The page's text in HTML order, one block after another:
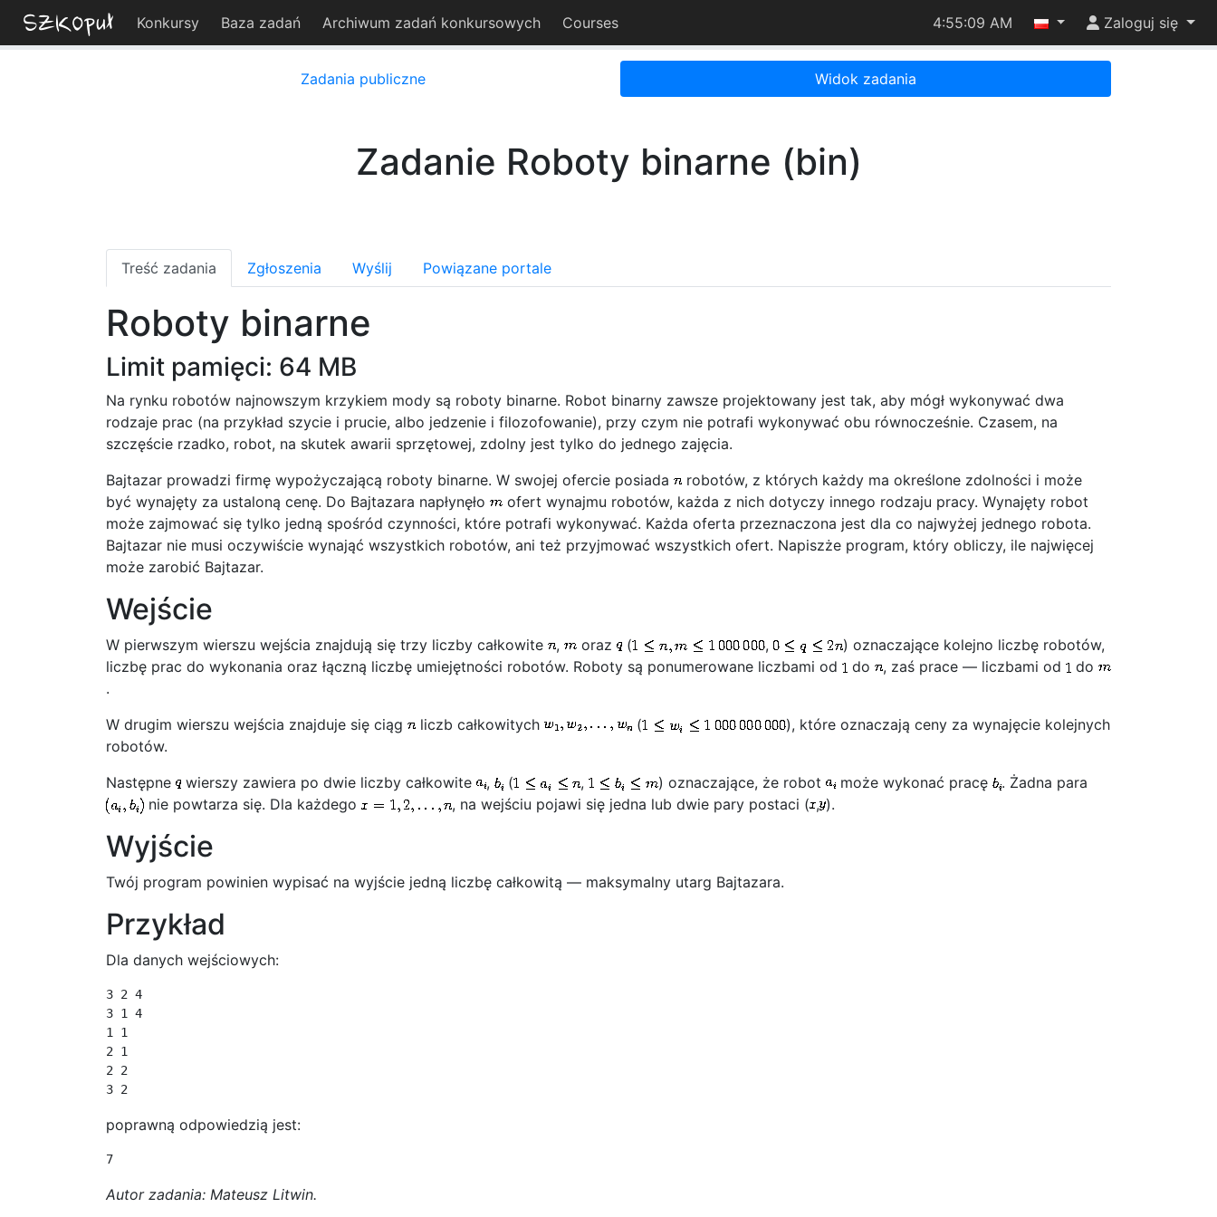
Konkursy Baza zadań Archiwum zadań konkursowych Courses 4:55:09 AM Zaloguj się
Zadania publiczne Widok zadania
Zadanie Roboty binarne (bin)
Treść zadania Zgłoszenia Wyślij Powiązane portale
Roboty binarne
Limit pamięci: 64 MB
Na rynku robotów najnowszym krzykiem mody są roboty binarne. Robot binarny zawsze projektowany jest tak, aby mógł wykonywać dwa
rodzaje prac (na przykład szycie i prucie, albo jedzenie i filozofowanie), przy czym nie potrafi wykonywać obu równocześnie. Czasem, na
szczęście rzadko, robot, na skutek awarii sprzętowej, zdolny jest tylko do jednego zajęcia.
Bajtazar prowadzi firmę wypożyczającą roboty binarne. W swojej ofercie posiada
robotów, z których każdy ma określone zdolności i może
być wynajęty za ustaloną cenę. Do Bajtazara napłynęło
ofert wynajmu robotów, każda z nich dotyczy innego rodzaju pracy. Wynajęty robot
może zajmować się tylko jedną spośród czynności, które potrafi wykonywać. Każda oferta przeznaczona jest dla co najwyżej jednego robota.
Bajtazar nie musi oczywiście wynająć wszystkich robotów, ani też przyjmować wszystkich ofert. Napiszże program, który obliczy, ile najwięcej
może zarobić Bajtazar.
Wejście
W pierwszym wierszu wejścia znajdują się trzy liczby całkowite , oraz ( ,
) oznaczające kolejno liczbę robotów,
liczbę prac do wykonania oraz łączną liczbę umiejętności robotów. Roboty są ponumerowane liczbami od
do , zaś prace — liczbami od
do
.
W drugim wierszu wejścia znajduje się ciąg
liczb całkowitych (
), które oznaczają ceny za wynajęcie kolejnych
robotów.
Następne
wierszy zawiera po dwie liczby całkowite , ( , ) oznaczające, że robot może wykonać pracę
. Żadna para
nie powtarza się. Dla każdego
, na wejściu pojawi się jedna lub dwie pary postaci ( , ).
Wyjście
Twój program powinien wypisać na wyjście jedną liczbę całkowitą — maksymalny utarg Bajtazara.
Przykład
Dla danych wejściowych:
3 2 4
3 1 4
1 1
2 1
2 2
poprawną odpowiedzią jest:
Autor zadania: Mateusz Litwin.